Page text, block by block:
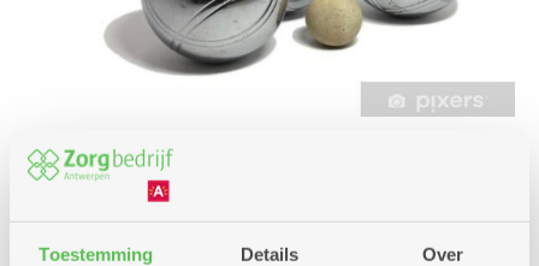
Toestemming Details Over